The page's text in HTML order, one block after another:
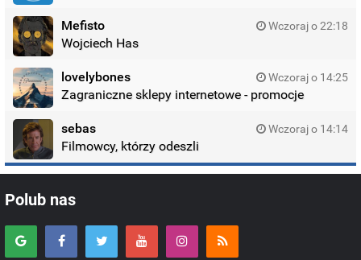
Mefisto Wczoraj o 22:18
Wojciech Has
lovelybones Wczoraj o 14:25
Zagraniczne sklepy internetowe - promocje
sebas Wczoraj o 14:14
Filmowcy, którzy odeszli
Polub nas